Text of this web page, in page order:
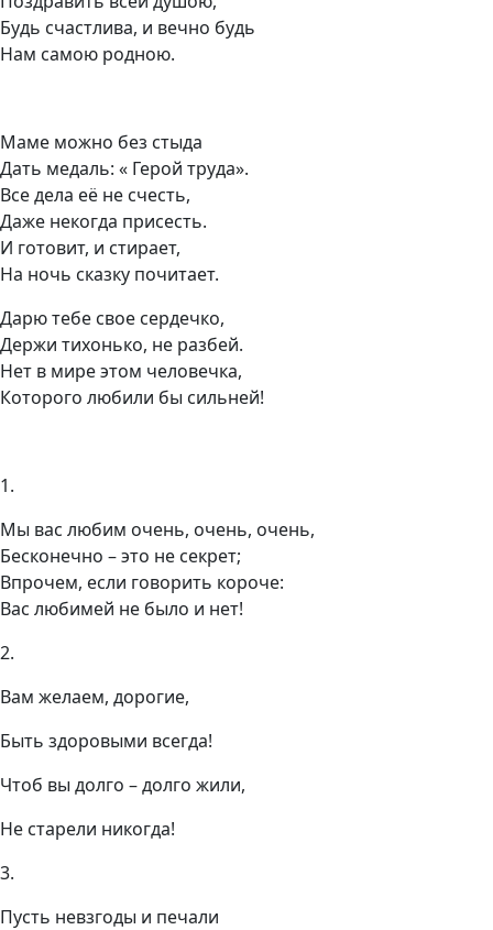
Будь счастлива, и вечно будь
Нам самою родною.
Маме можно без стыда
Дать медаль: « Герой труда».
Все дела её не счесть,
Даже некогда присесть.
И готовит, и стирает,
На ночь сказку почитает.
Дарю тебе свое сердечко,
Держи тихонько, не разбей.
Нет в мире этом человечка,
Которого любили бы сильней!
1.
Мы вас любим очень, очень, очень,
Бесконечно – это не секрет;
Впрочем, если говорить короче:
Вас любимей не было и нет!
2.
Вам желаем, дорогие,
Быть здоровыми всегда!
Чтоб вы долго – долго жили,
Не старели никогда!
3.
Пусть невзгоды и печали